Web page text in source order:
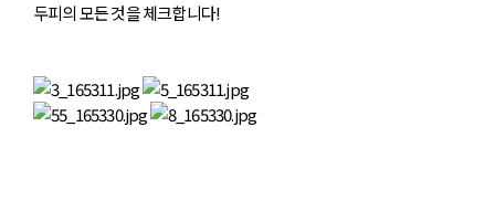
두피의 모든 것을 체크합니다!